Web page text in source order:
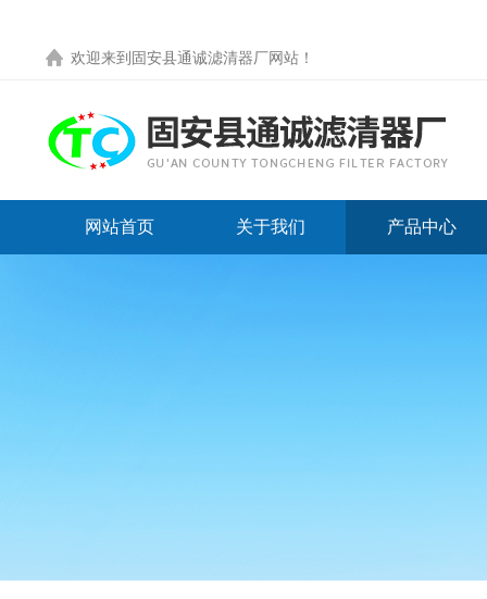
欢迎来到 固安县通诚滤清器厂网站 ！
网站首页 关于我们 产品中心